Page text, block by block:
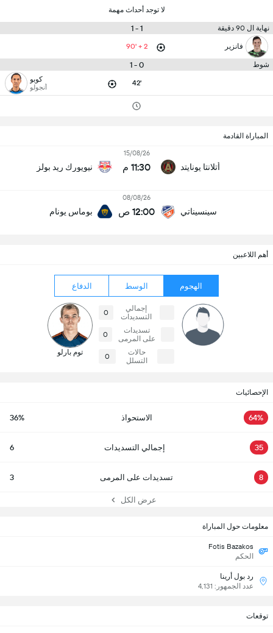
لا توجد أحداث مهمة
نهاية ال 90 دقيقة 1 - 1
فانزير 90' + 2
شوط 0 - 1
42' كوبو
أنجولو
المباراة القادمة
أتلانتا يونايتد
15/08/26
11:30 م نيويورك ريد بولز
سينسيناتي
08/08/26
12:00 ص بوماس يونام
أهم اللاعبين
الهجوم الوسط الدفاع
إجمالي
التسديدات
0
تسديدات
على المرمى
0
حالات
التسلل
0 توم بارلو
الإحصائيات
64% الاستحواذ 36%
35 إجمالي التسديدات 6
8 تسديدات على المرمى 3
عرض الكل
معلومات حول المباراة
Fotis Bazakos
الحكم
رد بول أرينا
عدد الجمهور: 4,131
توقعات